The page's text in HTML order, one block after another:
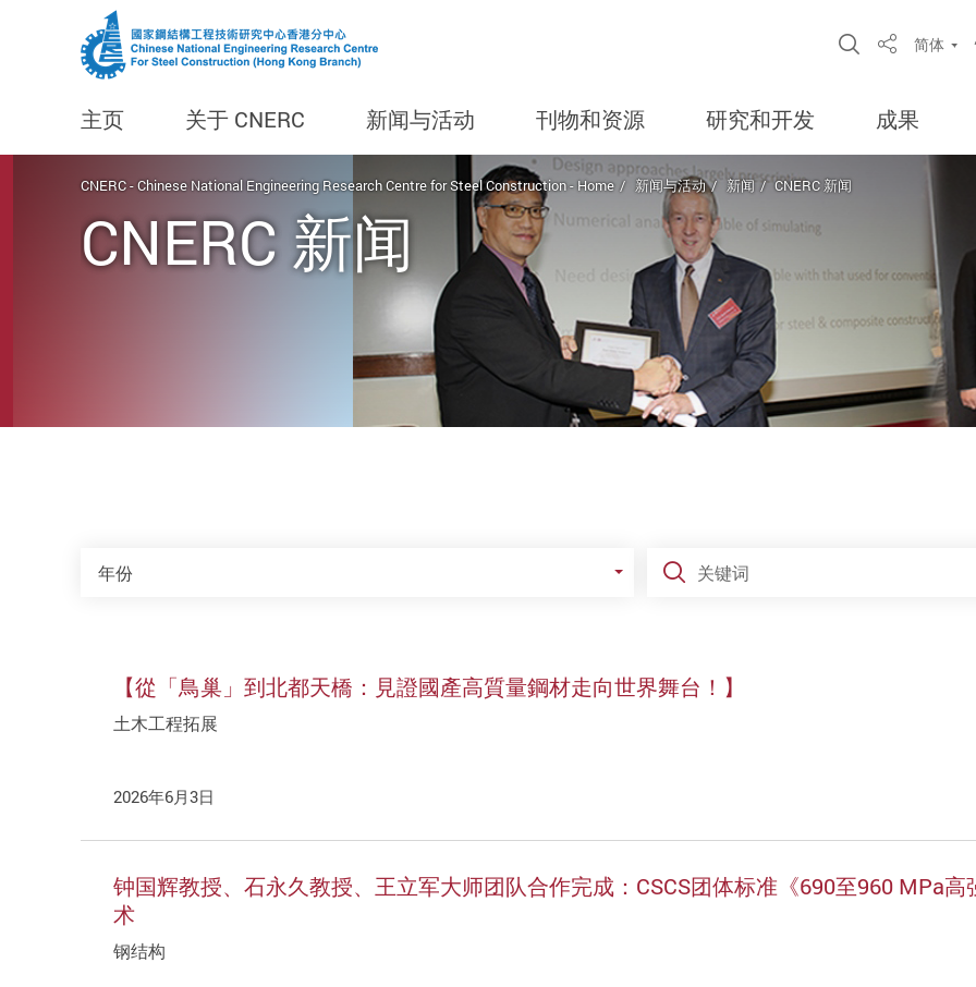
Open Site
Share简体
主页 关于 CNERC 新闻与活动 刊物和资源 研究和开发 成果
CNERC - Chinese National Engineering Research Centre for Steel Construction - Home 新闻与活动 新闻 CNERC 新闻
CNERC 新闻
年份
关键词
【從「鳥巢」到北都天橋：見證國產高質量鋼材走向世界舞台！】
土木工程拓展
2026年6月3日
钟国辉教授、石永久教授、王立军大师团队合作完成：CSCS团体标准《690至960 MPa
术
钢结构